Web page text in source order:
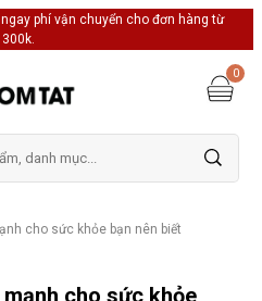
ngay phí vận chuyển cho đơn hàng từ
300k.
0
cho sức khỏe bạn nên biết
cho sức khỏe